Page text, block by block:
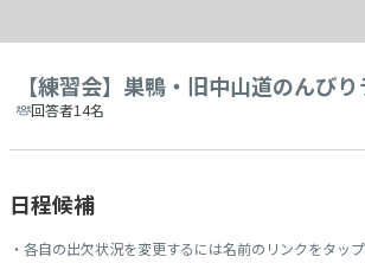
【練習会】巣鴨・旧中山道のんびり
回答者14名
日程候補
・各自の出欠状況を変更するには名前のリンクをタップ